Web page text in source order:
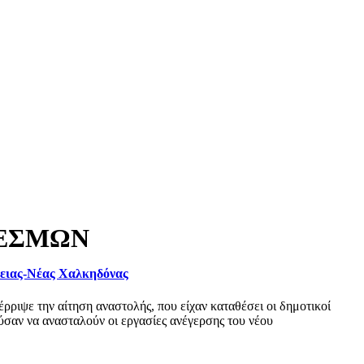
Νέας Χαλκηδόνας
την αίτηση αναστολής, που είχαν καταθέσει οι δημοτικοί
να ανασταλούν οι εργασίες ανέγερσης του νέου